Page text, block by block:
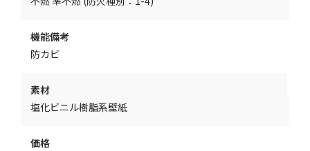
機能備考
防カビ
素材
塩化ビニル樹脂系壁紙
価格